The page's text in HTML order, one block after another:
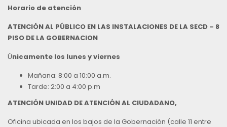
Horario de atención
ATENCIÓN AL PÚBLICO EN LAS INSTALACIONES DE LA SECD – 8
PISO DE LA GOBERNACION
Únicamente los lunes y viernes
Mañana: 8:00 a 10:00 a.m.
Tarde: 2:00 a 4:00 p.m
ATENCIÓN UNIDAD DE ATENCIÓN AL CIUDADANO,
Oficina ubicada en los bajos de la Gobernación (calle 11 entre